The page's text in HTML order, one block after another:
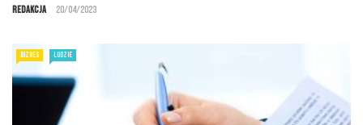
Redakcja 20/04/2023
BIZNES LUDZIE